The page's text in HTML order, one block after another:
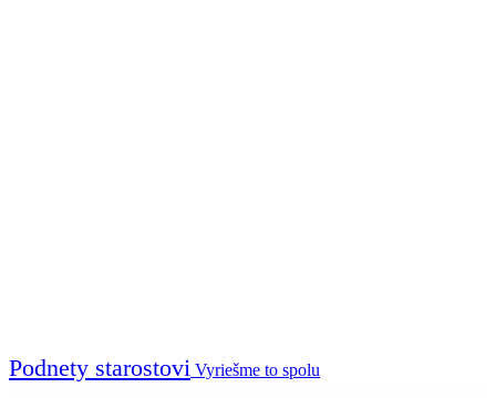
Podnety starostovi Vyriešme to spolu